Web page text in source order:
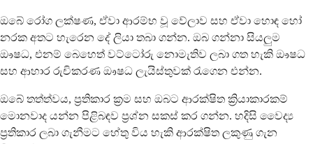
ඔබේ රෝග ලක්ෂණ, ඒවා ආරම්භ වූ වේලාව සහ ඒවා හොඳ හෝ
නරක අතට හැරෙන දේ ලියා තබා ගන්න. ඔබ ගන්නා සියලුම
ඖෂධ, එනම් බෙහෙත් වට්ටෝරු නොමැතිව ලබා ගත හැකි ඖෂධ
සහ ආහාර රුචිකරණ ඖෂධ ලැයිස්තුවක් රැගෙන එන්න.
ඔබේ තත්ත්වය, ප්‍රතිකාර ක්‍රම සහ ඔබට ආරක්ෂිත ක්‍රියාකාරකම්
මොනවාද යන්න පිළිබඳව ප්‍රශ්න සකස් කර ගන්න. හදිසි වෛද්‍ය
ප්‍රතිකාර ලබා ගැනීමට හේතු විය හැකි ආරක්ෂිත ලකුණු ගැන